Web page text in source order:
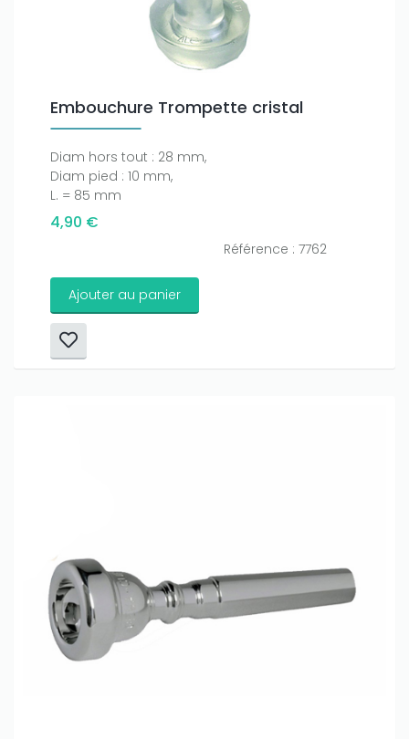
Embouchure Trompette cristal
Diam hors tout : 28 mm,
Diam pied : 10 mm,
L. = 85 mm
4,90 €
Référence : 7762
Ajouter au panier